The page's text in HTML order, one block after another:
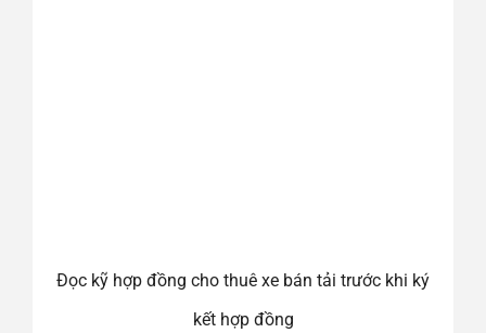
Đọc kỹ hợp đồng cho thuê xe bán tải trước khi ký
kết hợp đồng